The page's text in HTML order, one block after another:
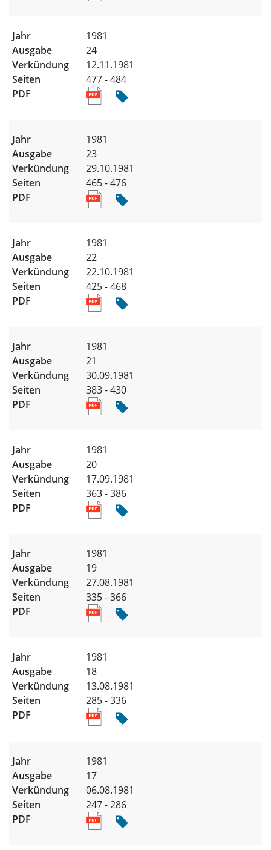
1981
24
12.11.1981
477 - 484
1981
23
29.10.1981
465 - 476
1981
22
22.10.1981
425 - 468
1981
21
30.09.1981
383 - 430
1981
20
17.09.1981
363 - 386
1981
19
27.08.1981
335 - 366
1981
18
13.08.1981
285 - 336
1981
17
06.08.1981
247 - 286